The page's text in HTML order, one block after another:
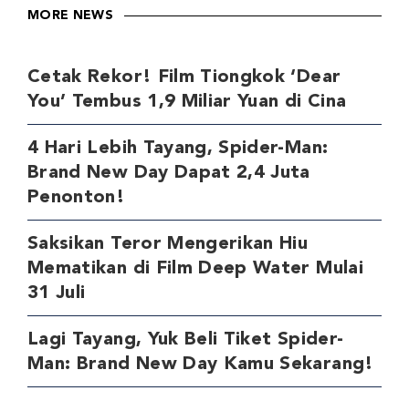
MORE NEWS
Cetak Rekor! Film Tiongkok ‘Dear
You’ Tembus 1,9 Miliar Yuan di Cina
4 Hari Lebih Tayang, Spider-Man:
Brand New Day Dapat 2,4 Juta
Penonton!
Saksikan Teror Mengerikan Hiu
Mematikan di Film Deep Water Mulai
31 Juli
Lagi Tayang, Yuk Beli Tiket Spider-
Man: Brand New Day Kamu Sekarang!